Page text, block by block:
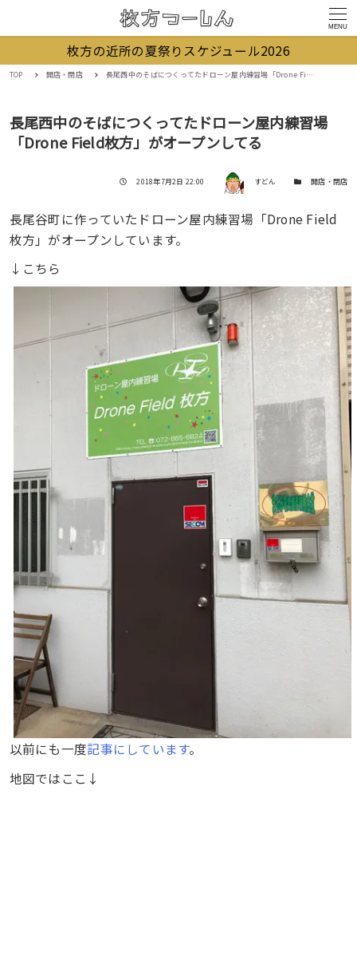
MENU
枚方の近所の夏祭りスケジュール2026
TOP 開店・閉店 長尾西中のそばにつくってたドローン屋内練習場「Drone Field枚方」がオープンしてる
長尾西中のそばにつくってたドローン屋内練習場
「Drone Field枚方」がオープンしてる
投稿日
2018年7月2日 22:00 著者 すどん カテゴリー開店・閉店
長尾谷町に作っていたドローン屋内練習場「Drone Field
枚方」がオープンしています。
↓こちら
以前にも一度記事にしています。
地図ではここ↓